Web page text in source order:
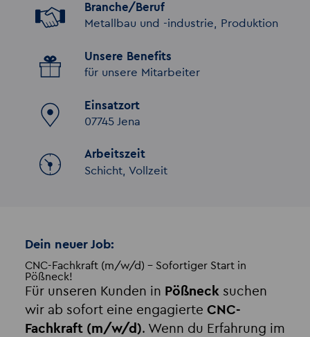
Branche/Beruf
Metallbau und -industrie, Produktion
Unsere Benefits
für unsere Mitarbeiter
Einsatzort
07745 Jena
Arbeitszeit
Schicht, Vollzeit
Dein neuer Job:
CNC-Fachkraft (m/w/d) – Sofortiger Start in
Pößneck!
Für unseren Kunden in Pößnecksuchen
wir ab sofort eine engagierte CNC-
Fachkraft (m/w/d). Wenn du Erfahrung im